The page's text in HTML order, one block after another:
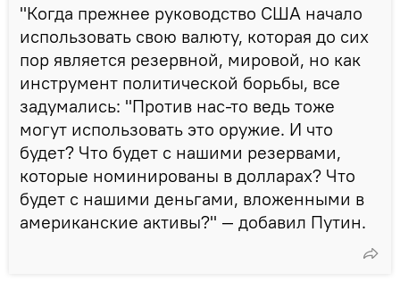
"Когда прежнее руководство США начало
использовать свою валюту, которая до сих
пор является резервной, мировой, но как
инструмент политической борьбы, все
задумались: "Против нас-то ведь тоже
могут использовать это оружие. И что
будет? Что будет с нашими резервами,
которые номинированы в долларах? Что
будет с нашими деньгами, вложенными в
американские активы?" — добавил Путин.